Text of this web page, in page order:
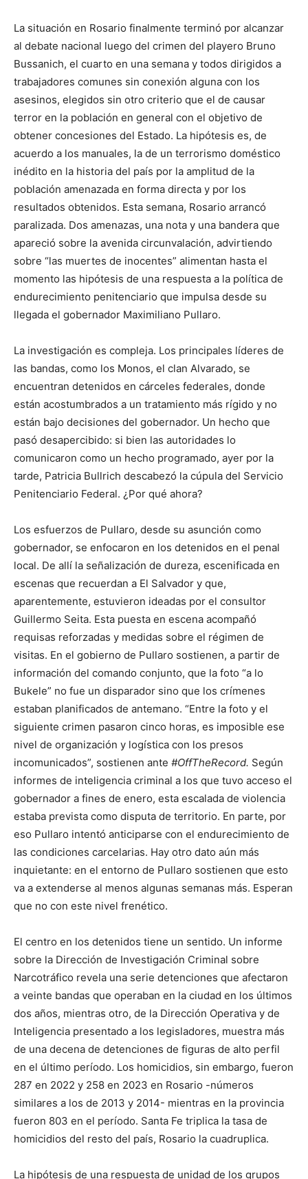
La situación en Rosario finalmente terminó por alcanzar
al debate nacional luego del crimen del playero Bruno
Bussanich, el cuarto en una semana y todos dirigidos a
trabajadores comunes sin conexión alguna con los
asesinos, elegidos sin otro criterio que el de causar
terror en la población en general con el objetivo de
obtener concesiones del Estado. La hipótesis es, de
acuerdo a los manuales, la de un terrorismo doméstico
inédito en la historia del país por la amplitud de la
población amenazada en forma directa y por los
resultados obtenidos. Esta semana, Rosario arrancó
paralizada. Dos amenazas, una nota y una bandera que
apareció sobre la avenida circunvalación, advirtiendo
sobre “las muertes de inocentes” alimentan hasta el
momento las hipótesis de una respuesta a la política de
endurecimiento penitenciario que impulsa desde su
llegada el gobernador Maximiliano Pullaro.
La investigación es compleja. Los principales líderes de
las bandas, como los Monos, el clan Alvarado, se
encuentran detenidos en cárceles federales, donde
están acostumbrados a un tratamiento más rígido y no
están bajo decisiones del gobernador. Un hecho que
pasó desapercibido: si bien las autoridades lo
comunicaron como un hecho programado, ayer por la
tarde, Patricia Bullrich descabezó la cúpula del Servicio
Penitenciario Federal. ¿Por qué ahora?
Los esfuerzos de Pullaro, desde su asunción como
gobernador, se enfocaron en los detenidos en el penal
local. De allí la señalización de dureza, escenificada en
escenas que recuerdan a El Salvador y que,
aparentemente, estuvieron ideadas por el consultor
Guillermo Seita. Esta puesta en escena acompañó
requisas reforzadas y medidas sobre el régimen de
visitas. En el gobierno de Pullaro sostienen, a partir de
información del comando conjunto, que la foto “a lo
Bukele” no fue un disparador sino que los crímenes
estaban planificados de antemano. “Entre la foto y el
siguiente crimen pasaron cinco horas, es imposible ese
nivel de organización y logística con los presos
incomunicados”, sostienen ante #OffTheRecord. Según
informes de inteligencia criminal a los que tuvo acceso el
gobernador a fines de enero, esta escalada de violencia
estaba prevista como disputa de territorio. En parte, por
eso Pullaro intentó anticiparse con el endurecimiento de
las condiciones carcelarias. Hay otro dato aún más
inquietante: en el entorno de Pullaro sostienen que esto
va a extenderse al menos algunas semanas más. Esperan
que no con este nivel frenético.
El centro en los detenidos tiene un sentido. Un informe
sobre la Dirección de Investigación Criminal sobre
Narcotráfico revela una serie detenciones que afectaron
a veinte bandas que operaban en la ciudad en los últimos
dos años, mientras otro, de la Dirección Operativa y de
Inteligencia presentado a los legisladores, muestra más
de una decena de detenciones de figuras de alto perfil
en el último período. Los homicidios, sin embargo, fueron
287 en 2022 y 258 en 2023 en Rosario -números
similares a los de 2013 y 2014- mientras en la provincia
fueron 803 en el período. Santa Fe triplica la tasa de
homicidios del resto del país, Rosario la cuadruplica.
La hipótesis de una respuesta de unidad de los grupos